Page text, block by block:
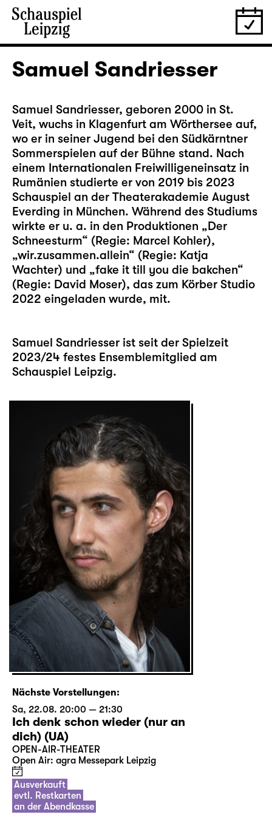
Samuel Sandriesser
Samuel Sandriesser, geboren 2000 in St.
Veit, wuchs in Klagenfurt am Wörthersee auf,
wo er in seiner Jugend bei den Südkärntner
Sommerspielen auf der Bühne stand. Nach
einem Internationalen Freiwilligeneinsatz in
Rumänien studierte er von 2019 bis 2023
Schauspiel an der Theaterakademie August
Everding in München. Während des Studiums
wirkte er u. a. in den Produktionen „Der
Schneesturm“ (Regie: Marcel Kohler),
„wir.zusammen.allein“ (Regie: Katja
Wachter) und „fake it till you die bakchen“
(Regie: David Moser), das zum Körber Studio
2022 eingeladen wurde, mit.
Samuel Sandriesser ist seit der Spielzeit
2023/24 festes Ensemblemitglied am
Schauspiel Leipzig.
Nächste Vorstellungen:
Sa, 22.08. 20:00 — 21:30
Ich denk schon wieder (nur an
dich) (UA)
OPEN-AIR-THEATER
Open Air: agra Messepark Leipzig
Ausverkauft
evtl. Restkarten
an der Abendkasse